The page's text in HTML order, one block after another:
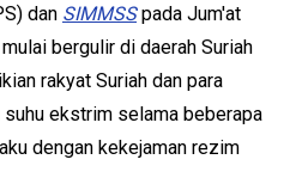
dan SIMMSSpada Jum'at
bergulir di daerah Suriah
rakyat Suriah dan para
ekstrim selama beberapa
dengan kekejaman rezim